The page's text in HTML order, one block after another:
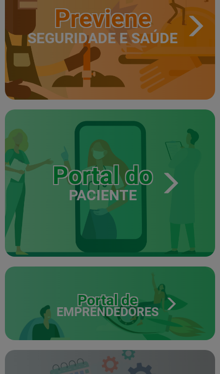
Previene
SEGURIDADE E SAÚDE
Portal do
PACIENTE
Portal de
EMPRENDEDORES